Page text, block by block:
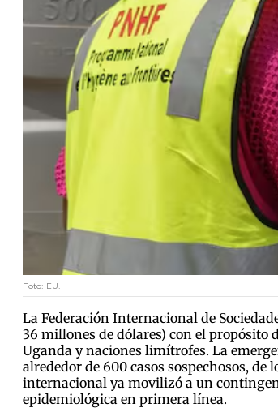
Foto: EU.
La Federación Internacional de
36 millones de dólares) con el propósito
Uganda y naciones limítrofes. La
alrededor de 600 casos sospechosos,
internacional ya movilizó a un
epidemiológica en primera línea.